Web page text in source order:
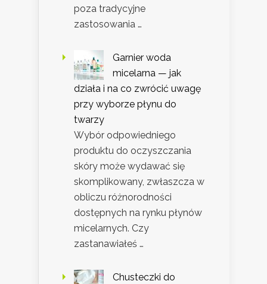
poza tradycyjne
zastosowania …
Garnier woda
micelarna — jak
działa i na co zwrócić uwagę
przy wyborze płynu do
twarzy
Wybór odpowiedniego
produktu do oczyszczania
skóry może wydawać się
skomplikowany, zwłaszcza w
obliczu różnorodności
dostępnych na rynku płynów
micelarnych. Czy
zastanawiałeś …
Chusteczki do